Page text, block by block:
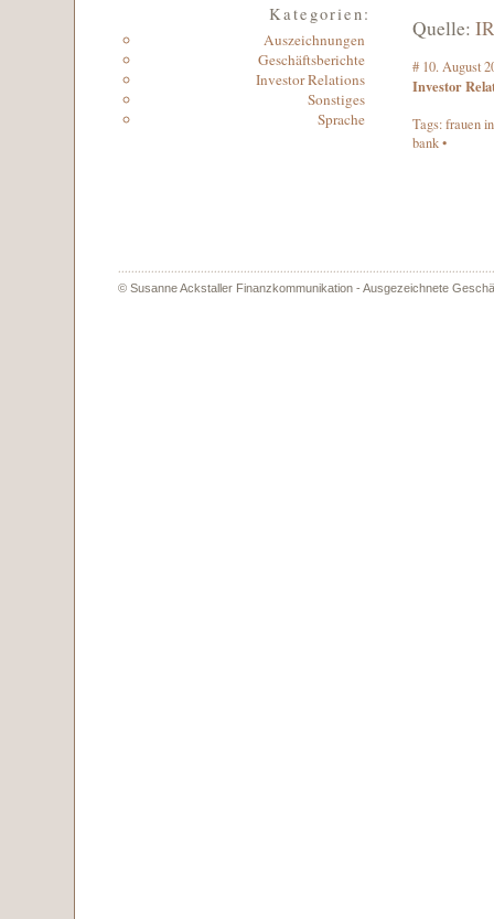
Kategorien:
Auszeichnungen
Geschäftsberichte
Investor Relations
Sonstiges
Sprache
Quelle:
# 10. August
Investor
Tags:frauen
bank•
© Susanne Ackstaller Finanzkommunikation - Ausgezeichnete